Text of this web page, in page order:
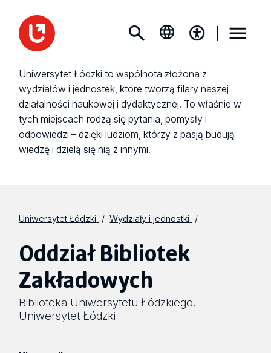
Uniwersytet Łódzki to wspólnota złożona z
wydziałów i jednostek, które tworzą filary naszej
działalności naukowej i dydaktycznej. To właśnie w
tych miejscach rodzą się pytania, pomysły i
odpowiedzi – dzięki ludziom, którzy z pasją budują
wiedzę i dzielą się nią z innymi.
Uniwersytet Łódzki Wydziały i jednostki
Oddział Bibliotek
Zakładowych
Biblioteka Uniwersytetu Łódzkiego,
Uniwersytet Łódzki